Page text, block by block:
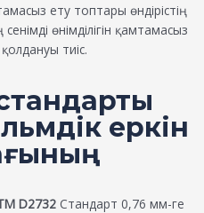
ету топтары өндірістің
өнімділігін қамтамасыз
қолдануы тиіс.
еркін
D2732 Стандарт 0,76 мм-ге